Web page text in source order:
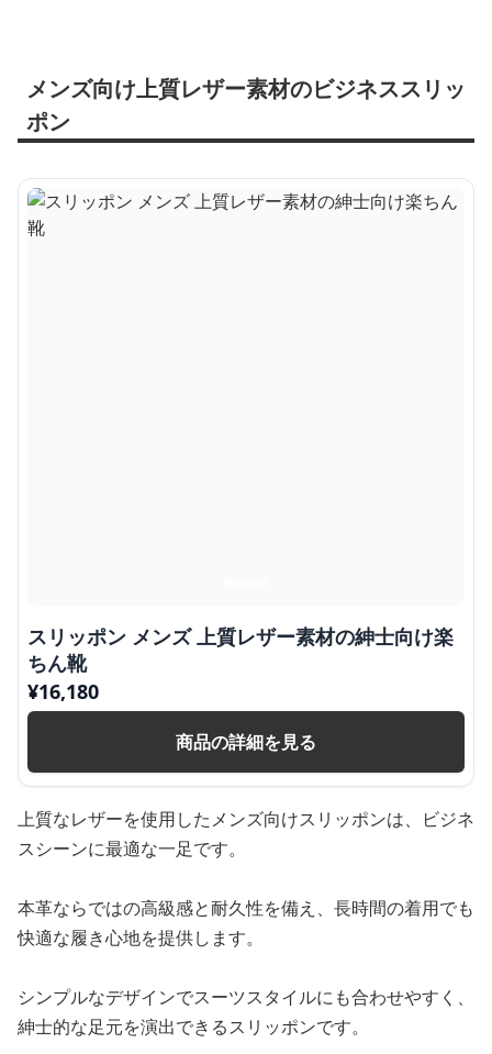
メンズ向け上質レザー素材のビジネススリッ
ポン
スリッポン メンズ 上質レザー素材の紳士向け楽
ちん靴
¥16,180
商品の詳細を見る
上質なレザーを使用したメンズ向けスリッポンは、ビジネ
スシーンに最適な一足です。
本革ならではの高級感と耐久性を備え、長時間の着用でも
快適な履き心地を提供します。
シンプルなデザインでスーツスタイルにも合わせやすく、
紳士的な足元を演出できるスリッポンです。